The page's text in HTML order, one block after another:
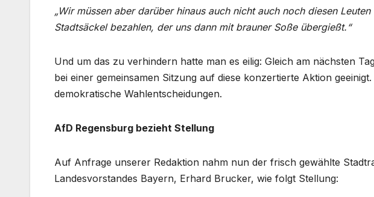
„Wir müssen aber darüber hinaus auch nicht auch noch diesen
Stadtsäckel bezahlen, der uns dann mit brauner Soße übergießt.“
Und um das zu verhindern hatte man es eilig: Gleich am nächsten
bei einer gemeinsamen Sitzung auf diese konzertierte Aktion
demokratische Wahlentscheidungen.
AfD Regensburg bezieht Stellung
Auf Anfrage unserer Redaktion nahm nun der frisch gewählte
Landesvorstandes Bayern, Erhard Brucker, wie folgt Stellung: